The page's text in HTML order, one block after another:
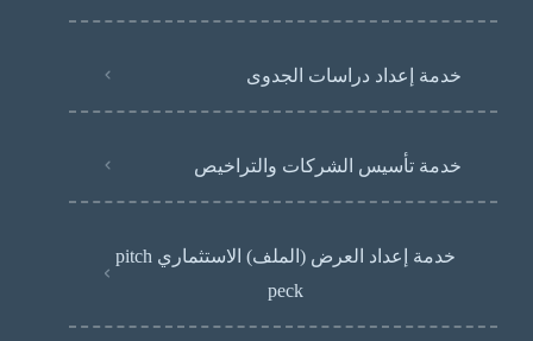
خدمة إعداد دراسات الجدوى
خدمة تأسيس الشركات والتراخيص
خدمة إعداد العرض (الملف) الاستثماري pitch
peck